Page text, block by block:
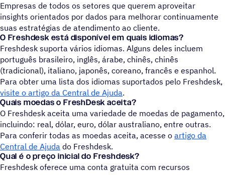
Empresas de todos os setores que querem aproveitar
insights orientados por dados para melhorar continuamente
suas estratégias de atendimento ao cliente.
O Freshdesk está disponível em quais idiomas?
Freshdesk suporta vários idiomas. Alguns deles incluem
português brasileiro, inglês, árabe, chinês, chinês
(tradicional), italiano, japonês, coreano, francês e espanhol.
Para obter uma lista dos idiomas suportados pelo Freshdesk,
visite o artigo da Central de Ajuda.
Quais moedas o FreshDesk aceita?
O Freshdesk aceita uma variedade de moedas de pagamento,
incluindo: real, dólar, euro, dólar australiano, entre outras.
Para conferir todas as moedas aceita, acesse o artigo da
Central de Ajuda do Freshdesk.
Qual é o preço inicial do Freshdesk?
Freshdesk oferece uma conta gratuita com recursos